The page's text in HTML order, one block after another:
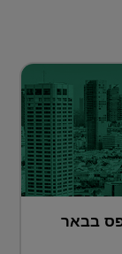
אפס בבאר